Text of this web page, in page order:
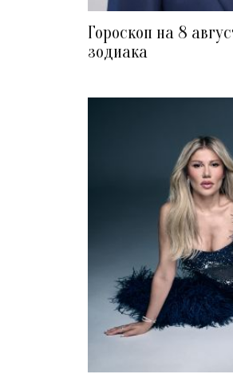
Гороскоп на 8
зодиака